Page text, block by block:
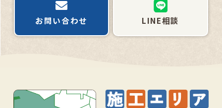
お問い合わせ LINE相談